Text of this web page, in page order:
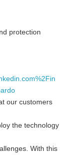
protection
our customers
the technology
With this